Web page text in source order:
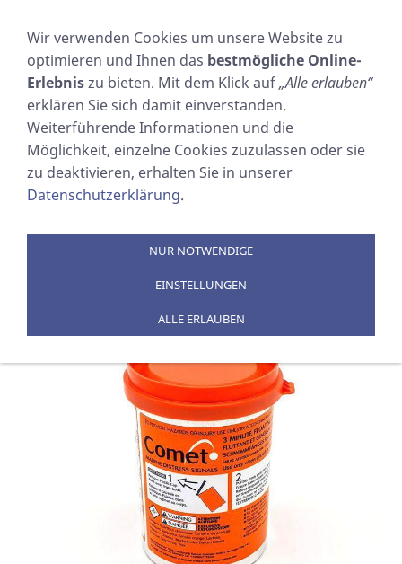
RAUCHTOPF, orange
Sie sind hier:SOSTECHNIC Sicherheitsausrüstung
GmbH»PRODUKTE»SEENOTSIGNALE
Wir verwenden Cookies um unsere Website zu
optimieren und Ihnen das bestmögliche Online-
Erlebniszu bieten. Mit dem Klick auf„Alle erlauben“
erklären Sie sich damit einverstanden.
Weiterführende Informationen und die
Möglichkeit, einzelne Cookies zuzulassen oder sie
zu deaktivieren, erhalten Sie in unserer
Datenschutzerklärung.
NUR NOTWENDIGE
EINSTELLUNGEN
ALLE ERLAUBEN